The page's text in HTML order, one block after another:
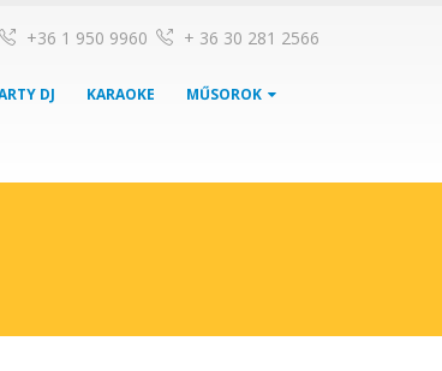
+36 1 950 9960 + 36 30 281 2566
DJ KARAOKE MŰSOROK